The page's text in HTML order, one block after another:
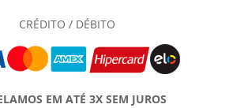
CRÉDITO / DÉBITO
EM ATÉ 3X SEM JUROS